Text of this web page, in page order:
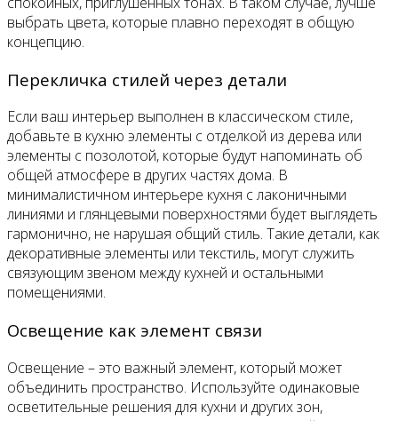
выбрать цвета, которые плавно переходят в общую
концепцию.
Перекличка стилей через детали
Если ваш интерьер выполнен в классическом стиле,
добавьте в кухню элементы с отделкой из дерева или
элементы с позолотой, которые будут напоминать об
общей атмосфере в других частях дома. В
минималистичном интерьере кухня с лаконичными
линиями и глянцевыми поверхностями будет выглядеть
гармонично, не нарушая общий стиль. Такие детали, как
декоративные элементы или текстиль, могут служить
связующим звеном между кухней и остальными
помещениями.
Освещение как элемент связи
Освещение – это важный элемент, который может
объединить пространство. Используйте одинаковые
осветительные решения для кухни и других зон,